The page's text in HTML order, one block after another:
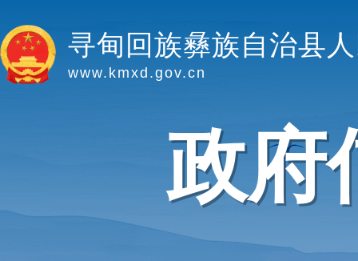
寻甸回族彝族自治县
www.kmxd.gov.cn
政府